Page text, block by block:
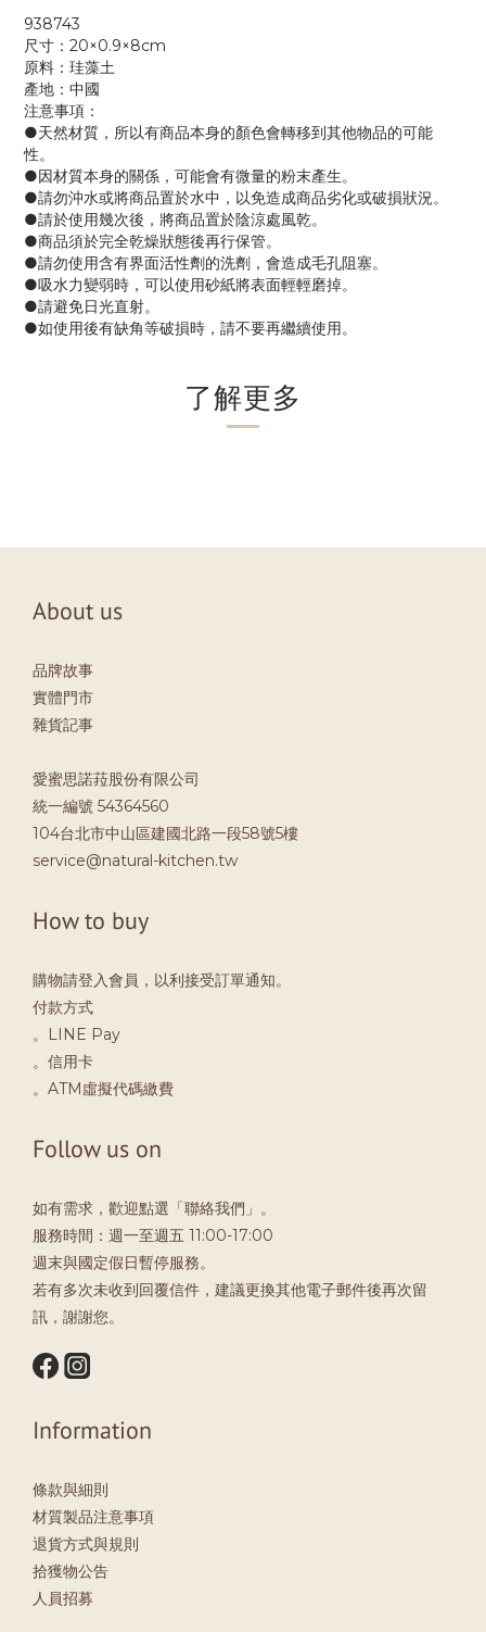
938743
尺寸：20×0.9×8cm
原料：珪藻土
產地：中國
注意事項：
●天然材質，所以有商品本身的顏色會轉移到其他物品的可能
性。
●因材質本身的關係，可能會有微量的粉末產生。
●請勿沖水或將商品置於水中，以免造成商品劣化或破損狀況。
●請於使用幾次後，將商品置於陰涼處風乾。
●商品須於完全乾燥狀態後再行保管。
●請勿使用含有界面活性劑的洗劑，會造成毛孔阻塞。
●吸水力變弱時，可以使用砂紙將表面輕輕磨掉。
●請避免日光直射。
●如使用後有缺角等破損時，請不要再繼續使用。
了解更多
About us
品牌故事
實體門市
雜貨記事
愛蜜思諾菈股份有限公司
統一編號 54364560
104台北市中山區建國北路一段58號5樓
service@natural-kitchen.tw
How to buy
購物請登入會員，以利接受訂單通知。
付款方式
。LINE Pay
。信用卡
。ATM虛擬代碼繳費
Follow us on
如有需求，歡迎點選「聯絡我們」。
服務時間：週一至週五 11:00-17:00
週末與國定假日暫停服務。
若有多次未收到回覆信件，建議更換其他電子郵件後再次留
訊，謝謝您。
Information
條款與細則
材質製品注意事項
退貨方式與規則
拾獲物公告
人員招募